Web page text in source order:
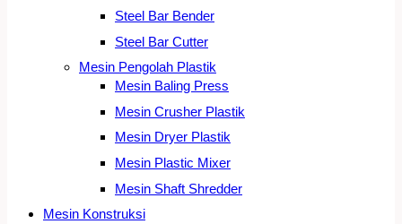
Steel Bar Bender
Steel Bar Cutter
Mesin Pengolah Plastik
Mesin Baling Press
Mesin Crusher Plastik
Mesin Dryer Plastik
Mesin Plastic Mixer
Mesin Shaft Shredder
Mesin Konstruksi